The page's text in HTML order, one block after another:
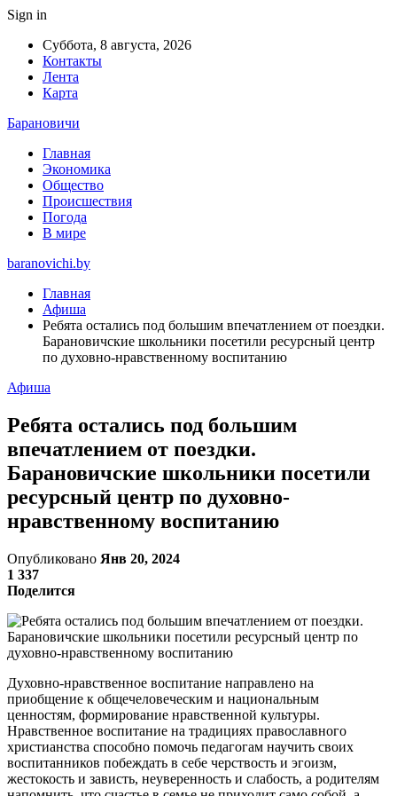
Sign in
Суббота, 8 августа, 2026
Контакты
Лента
Карта
Барановичи
Главная
Экономика
Общество
Происшествия
Погода
В мире
baranovichi.by
Главная
Афиша
Ребята остались под большим впечатлением от поездки.
Барановичские школьники посетили ресурсный центр
по духовно-нравственному воспитанию
Афиша
Ребята остались под большим
впечатлением от поездки.
Барановичские школьники посетили
ресурсный центр по духовно-
нравственному воспитанию
Опубликовано Янв 20, 2024
1 337
Поделится
Духовно-нравственное воспитание направлено на
приобщение к общечеловеческим и национальным
ценностям, формирование нравственной культуры.
Нравственное воспитание на традициях православного
христианства способно помочь педагогам научить своих
воспитанников побеждать в себе черствость и эгоизм,
жестокость и зависть, неуверенность и слабость, а родителям